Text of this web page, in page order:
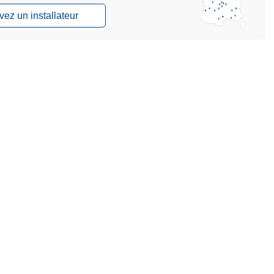
un installateur